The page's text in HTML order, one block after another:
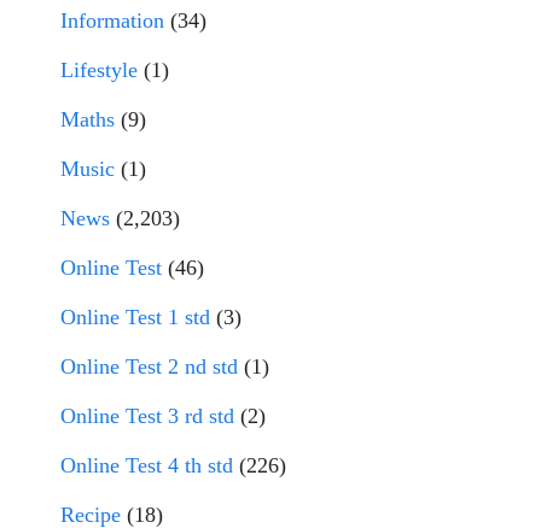
Information (34)
Lifestyle (1)
Maths (9)
Music (1)
News (2,203)
Online Test (46)
Online Test 1 std (3)
Online Test 2 nd std (1)
Online Test 3 rd std (2)
Online Test 4 th std (226)
Recipe (18)